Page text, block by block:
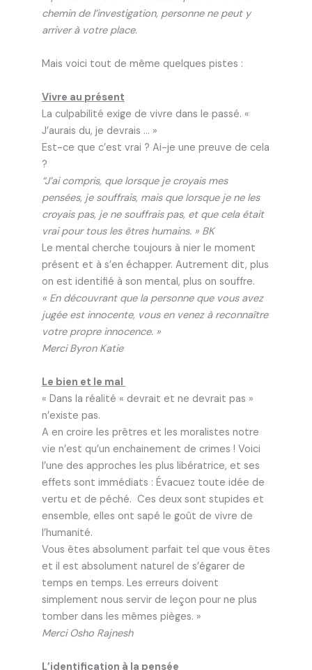
chemin de l’investigation, personne ne peut y
arriver à votre place.
Mais voici tout de même quelques pistes :
Vivre au présent
La culpabilité exige de vivre dans le passé. «
J’aurais du, je devrais … »
Est-ce que c’est vrai ? Ai-je une preuve de cela
?
“J’ai compris, que lorsque je croyais mes
pensées, je souffrais, mais que lorsque je ne les
croyais pas, je ne souffrais pas, et que cela était
vrai pour tous les êtres humains. » BK
Le mental cherche toujours à nier le moment
présent et à s’en échapper. Autrement dit, plus
on est identifié à son mental, plus on souffre.
« En découvrant que la personne que vous avez
jugée est innocente, vous en venez à reconnaître
votre propre innocence. »
Merci Byron Katie
Le bien et le mal
« Dans la réalité « devrait et ne devrait pas »
n’existe pas.
A en croire les prêtres et les moralistes notre
vie n’est qu’un enchainement de crimes ! Voici
l’une des approches les plus libératrice, et ses
effets sont immédiats : Évacuez toute idée de
vertu et de péché. Ces deux sont stupides et
ensemble, elles ont sapé le goût de vivre de
l’humanité.
Vous êtes absolument parfait tel que vous êtes
et il est absolument naturel de s’égarer de
temps en temps. Les erreurs doivent
simplement nous servir de leçon pour ne plus
tomber dans les mêmes pièges. »
Merci Osho Rajnesh
L’identification à la pensée